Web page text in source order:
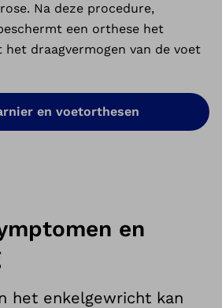
Na deze procedure,
een orthese het
draagvermogen van de voet
en voetorthesen
en
het enkelgewricht kan